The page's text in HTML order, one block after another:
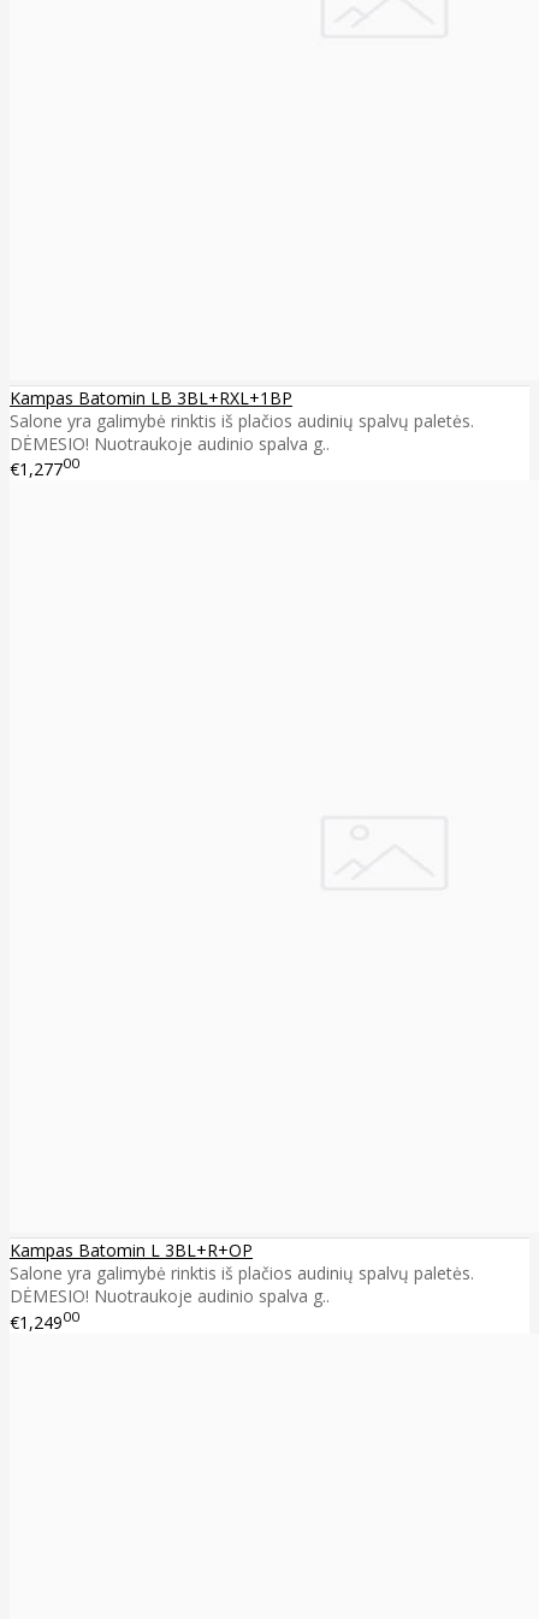
Kampas Batomin LB 3BL+RXL+1BP
Salone yra galimybė rinktis iš plačios audinių spalvų paletės.
DĖMESIO! Nuotraukoje audinio spalva g..
€1,27700
Kampas Batomin L 3BL+R+OP
Salone yra galimybė rinktis iš plačios audinių spalvų paletės.
DĖMESIO! Nuotraukoje audinio spalva g..
€1,24900